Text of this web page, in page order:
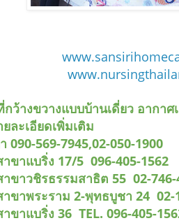
ว้างขวางแบบบ้านเดี่ยว อากา
ละเอียดเพิ่มเติม
569-7945,02-050-1900
ขาแบริ่ง 17/5 096-405-1562
ขาวชิรธรรมสาธิต 55 02-746-
ขาพระราม 2-พุทธบูชา 24 02-
ขาแบริ่ง 36 TEL. 096-405-